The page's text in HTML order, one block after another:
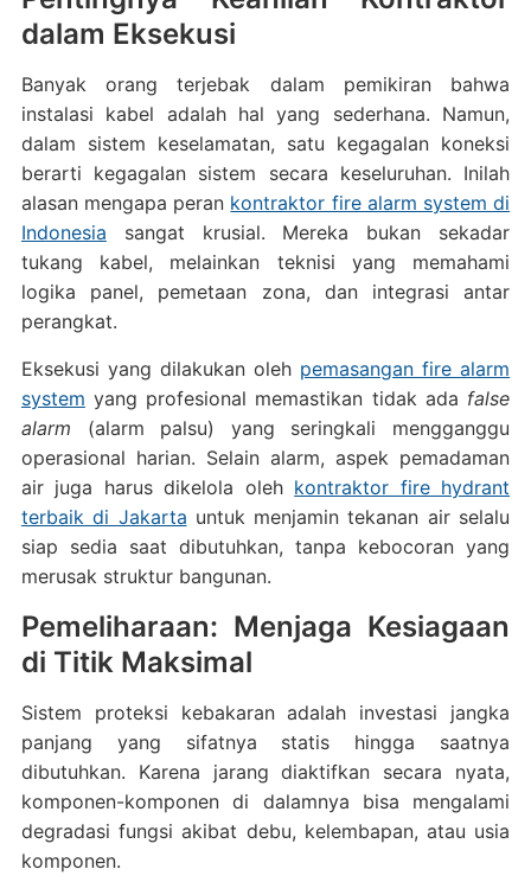
dalam Eksekusi
Banyak orang terjebak dalam pemikiran bahwa
instalasi kabel adalah hal yang sederhana. Namun,
dalam sistem keselamatan, satu kegagalan koneksi
berarti kegagalan sistem secara keseluruhan. Inilah
alasan mengapa peran kontraktor fire alarm system di
Indonesia sangat krusial. Mereka bukan sekadar
tukang kabel, melainkan teknisi yang memahami
logika panel, pemetaan zona, dan integrasi antar
perangkat.
Eksekusi yang dilakukan oleh pemasangan fire alarm
system yang profesional memastikan tidak ada false
alarm (alarm palsu) yang seringkali mengganggu
operasional harian. Selain alarm, aspek pemadaman
air juga harus dikelola oleh kontraktor fire hydrant
terbaik di Jakarta untuk menjamin tekanan air selalu
siap sedia saat dibutuhkan, tanpa kebocoran yang
merusak struktur bangunan.
Pemeliharaan: Menjaga Kesiagaan
di Titik Maksimal
Sistem proteksi kebakaran adalah investasi jangka
panjang yang sifatnya statis hingga saatnya
dibutuhkan. Karena jarang diaktifkan secara nyata,
komponen-komponen di dalamnya bisa mengalami
degradasi fungsi akibat debu, kelembapan, atau usia
komponen.